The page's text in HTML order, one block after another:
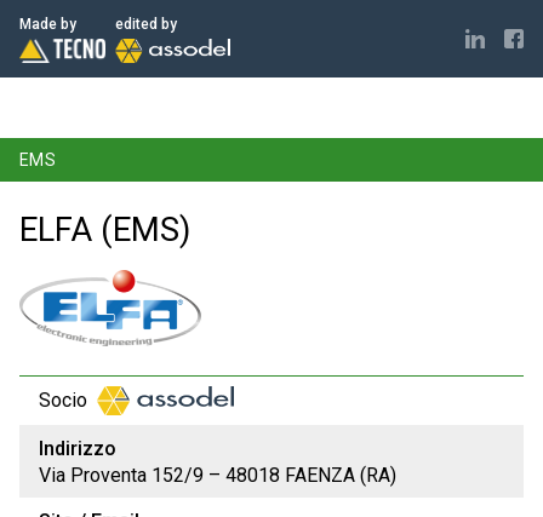
Made by edited by
ELECTRONICS MADE IN ITALY
EMS
ELFA (EMS)
Socio
Indirizzo
Via Proventa 152/9 – 48018 FAENZA (RA)